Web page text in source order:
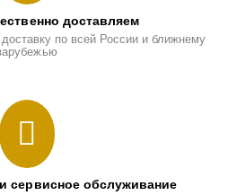
доставляем
по всей России и ближнему
сервисное обслуживание